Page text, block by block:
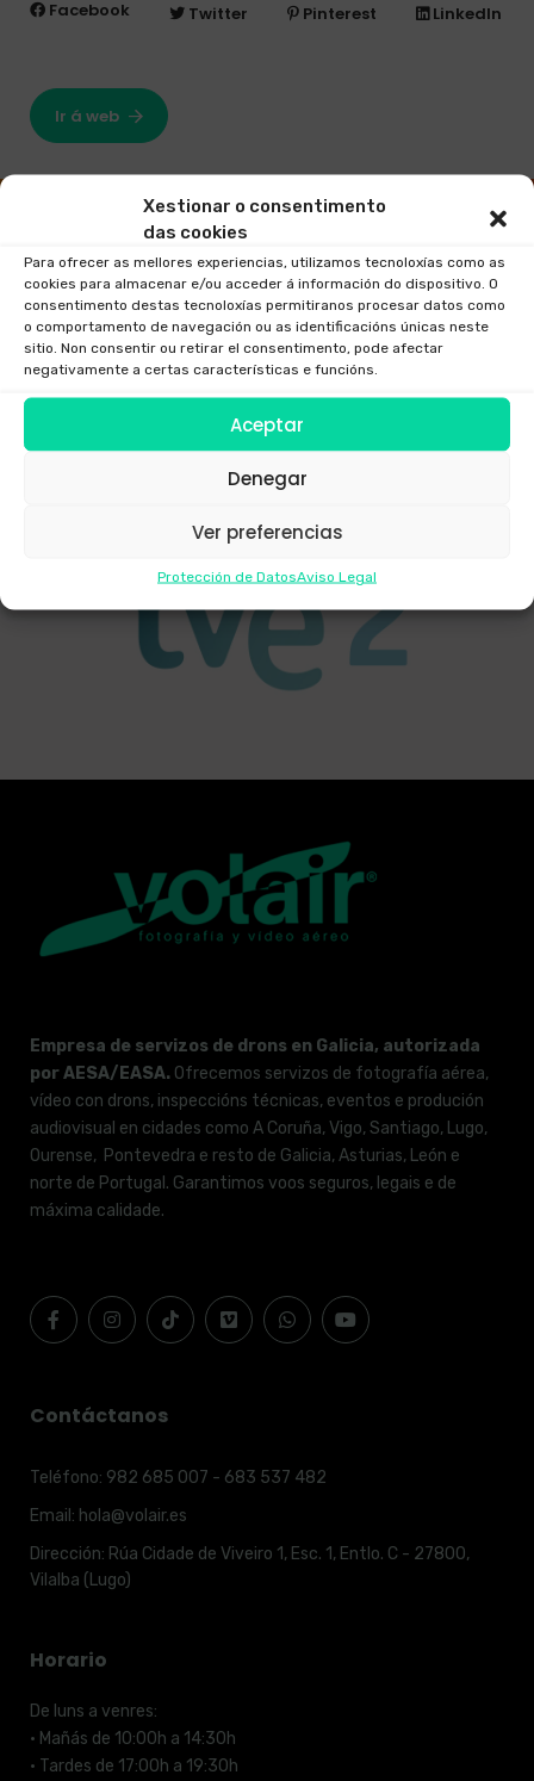
Xestionar o consentimento
das cookies
Para ofrecer as mellores experiencias, utilizamos tecnoloxías como as
cookies para almacenar e/ou acceder á información do dispositivo. O
consentimento destas tecnoloxías permitiranos procesar datos como
o comportamento de navegación ou as identificacións únicas neste
sitio. Non consentir ou retirar el consentimento, pode afectar
negativamente a certas características e funcións.
Aceptar
Denegar
Ver preferencias
Protección de DatosAviso Legal
Facebook Twitter Pinterest LinkedIn
Ir á web
Empresa de servizos de drons en Galicia, autorizada
por AESA/EASA. Ofrecemos servizos de fotografía aérea,
vídeo con drons, inspeccións técnicas, eventos e produción
audiovisual en cidades como A Coruña, Vigo, Santiago, Lugo,
Ourense, Pontevedra e resto de Galicia, Asturias, León e
norte de Portugal. Garantimos voos seguros, legais e de
máxima calidade.
Contáctanos
Teléfono: 982 685 007 - 683 537 482
Email: hola@volair.es
Dirección: Rúa Cidade de Viveiro 1, Esc. 1, Entlo. C - 27800,
Vilalba (Lugo)
Horario
De luns a venres:
· Mañás de 10:00h a 14:30h
· Tardes de 17:00h a 19:30h